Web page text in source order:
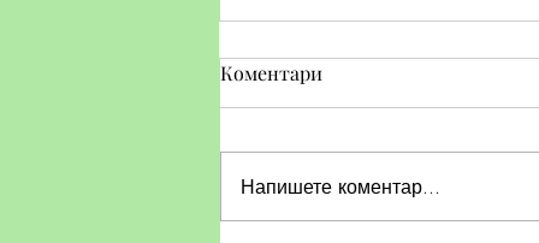
Тематичен ден по БДП
Коментари
Напишете коментар...